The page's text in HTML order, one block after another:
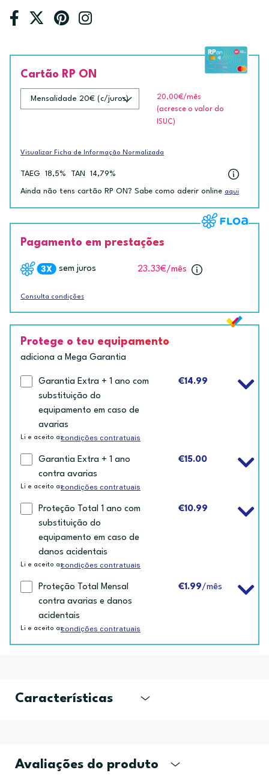
Cartão RP ON
20,00€/mês
(acresce o valor do
ISUC)
Visualizar Ficha de Informação Normalizada
TAEG 18,5% TAN 14,79%
Ainda não tens cartão RP ON? Sabe como aderir online aqui
Pagamento em prestações
sem juros 23.33€/mês
Consulta condições
Protege o teu equipamento
adiciona a Mega Garantia
Garantia Extra + 1 ano com
substituição do
equipamento em caso de
avarias
€14.99
Li e aceito ascondições contratuais
Garantia Extra + 1 ano
contra avarias
€15.00
Li e aceito ascondições contratuais
Proteção Total 1 ano com
substituição do
equipamento em caso de
danos acidentais
€10.99
Li e aceito ascondições contratuais
Proteção Total Mensal
contra avarias e danos
acidentais
€1.99/mês
Li e aceito ascondições contratuais
Características
Avaliações do produto